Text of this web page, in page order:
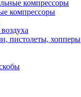
компрессоры
компрессоры
пистолеты, хопперы